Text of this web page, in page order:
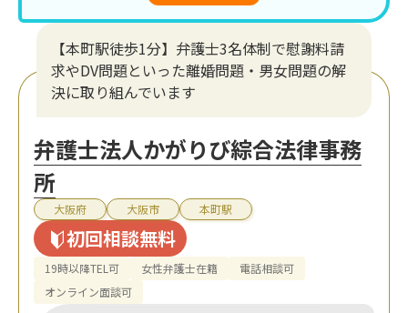
【本町駅徒歩1分】弁護士3名体制で慰謝料請
求やDV問題といった離婚問題・男女問題の解
決に取り組んでいます
弁護士法人かがりび綜合法律事務
所
大阪府 大阪市 本町駅
初回相談無料
19時以降TEL可 女性弁護士在籍
電話相談可
オンライン面談可